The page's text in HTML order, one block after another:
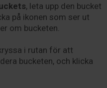
, leta upp den bucket
på ikonen som ser ut
om bucketen.
i rutan för att
bucketen, och klicka